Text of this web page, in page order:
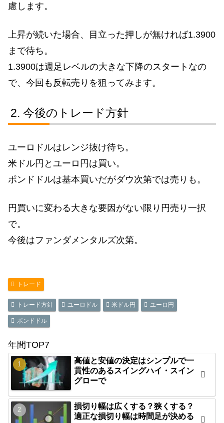
慮します。
上昇が続いた場合、目立った押しが無ければ1.3900
まで待ち。
1.3900は週足レベルの大きな下降のスタートなの
で、今回も反転売りを狙ってみます。
今後のトレード方針
ユーロドルはレンジ抜け待ち。
米ドル円とユーロ円は買い。
ポンドドルは基本買いだがダウ次第では売りも。
円買いに変わる大きな要因がない限り円売り一択
で。
今後はファンダメンタルズ次第。
トレード
トレード方針 ユーロドル 米ドル円 ユーロ円
ポンドドル
年間TOP7
高値と安値の決定はシンプルで一
貫性のあるスイングハイ・スイン
グローで
損切り幅は広くする？狭くする？
適正な損切り幅は時間足が決める